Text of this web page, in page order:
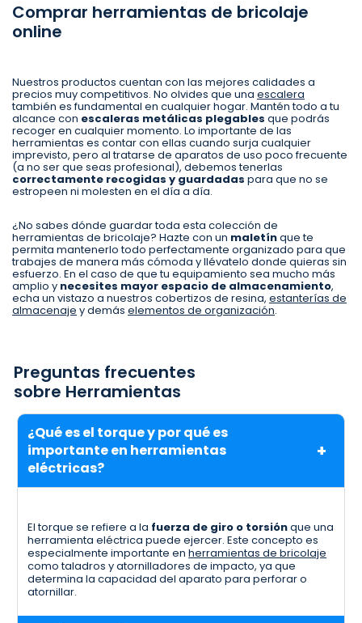
Comprar herramientas de bricolaje
online
Nuestros productos cuentan con las mejores calidades a
precios muy competitivos. No olvides que una escalera
también es fundamental en cualquier hogar. Mantén todo a tu
alcance con escaleras metálicas plegables que podrás
recoger en cualquier momento. Lo importante de las
herramientas es contar con ellas cuando surja cualquier
imprevisto, pero al tratarse de aparatos de uso poco frecuente
(a no ser que seas profesional), debemos tenerlas
correctamente recogidas y guardadas para que no se
estropeen ni molesten en el día a día.
¿No sabes dónde guardar toda esta colección de
herramientas de bricolaje? Hazte con un maletínque te
permita mantenerlo todo perfectamente organizado para que
trabajes de manera más cómoda y llévatelo donde quieras sin
esfuerzo. En el caso de que tu equipamiento sea mucho más
amplio y necesites mayor espacio de almacenamiento,
echa un vistazo a nuestros cobertizos de resina, estanterías de
almacenaje y demás elementos de organización.
Preguntas frecuentes
sobre Herramientas
¿Qué es el torque y por qué es
importante en herramientas
eléctricas?
El torque se refiere a la fuerza de giro o torsiónque una
herramienta eléctrica puede ejercer. Este concepto es
especialmente importante enherramientas de bricolaje
como taladros y atornilladores de impacto, ya que
determina la capacidad del aparato para perforar o
atornillar.